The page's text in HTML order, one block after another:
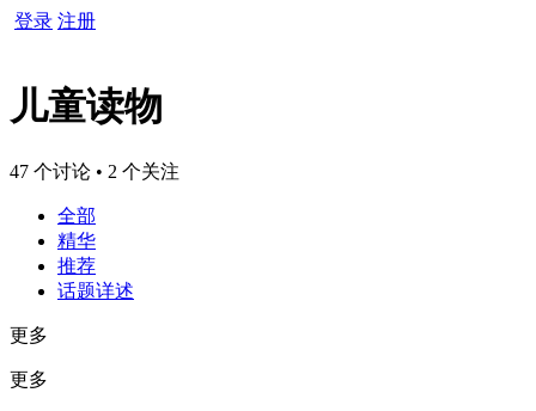
登录 注册
儿童读物
47 个讨论 • 2 个关注
全部
精华
推荐
话题详述
更多
更多